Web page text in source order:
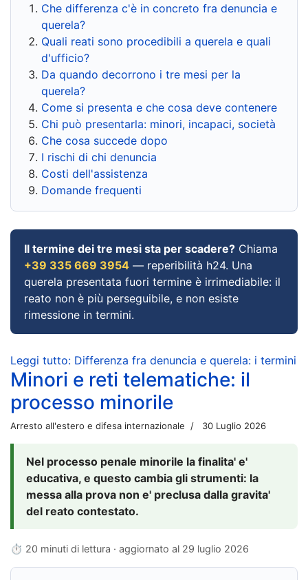
Che differenza c'è in concreto fra denuncia e
querela?
Quali reati sono procedibili a querela e quali
d'ufficio?
Da quando decorrono i tre mesi per la
querela?
Come si presenta e che cosa deve contenere
Chi può presentarla: minori, incapaci, società
Che cosa succede dopo
I rischi di chi denuncia
Costi dell'assistenza
Domande frequenti
Il termine dei tre mesi sta per scadere? Chiama
+39 335 669 3954 — reperibilità h24. Una
querela presentata fuori termine è irrimediabile: il
reato non è più perseguibile, e non esiste
rimessione in termini.
Leggi tutto: Differenza fra denuncia e querela: i termini
Minori e reti telematiche: il
processo minorile
Arresto all'estero e difesa internazionale 30 Luglio 2026
Nel processo penale minorile la finalita' e'
educativa, e questo cambia gli strumenti: la
messa alla prova non e' preclusa dalla gravita'
del reato contestato.
⏱ 20 minuti di lettura · aggiornato al 29 luglio 2026